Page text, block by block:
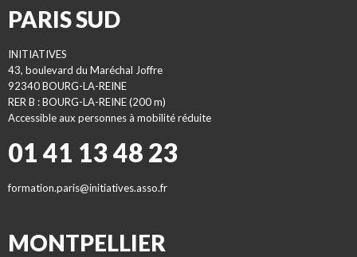
PARIS SUD
INITIATIVES
43, boulevard du Maréchal Joffre
92340 BOURG-LA-REINE
RER B : BOURG-LA-REINE (200 m)
Accessible aux personnes à mobilité réduite
01 41 13 48 23
formation.paris@initiatives.asso.fr
MONTPELLIER